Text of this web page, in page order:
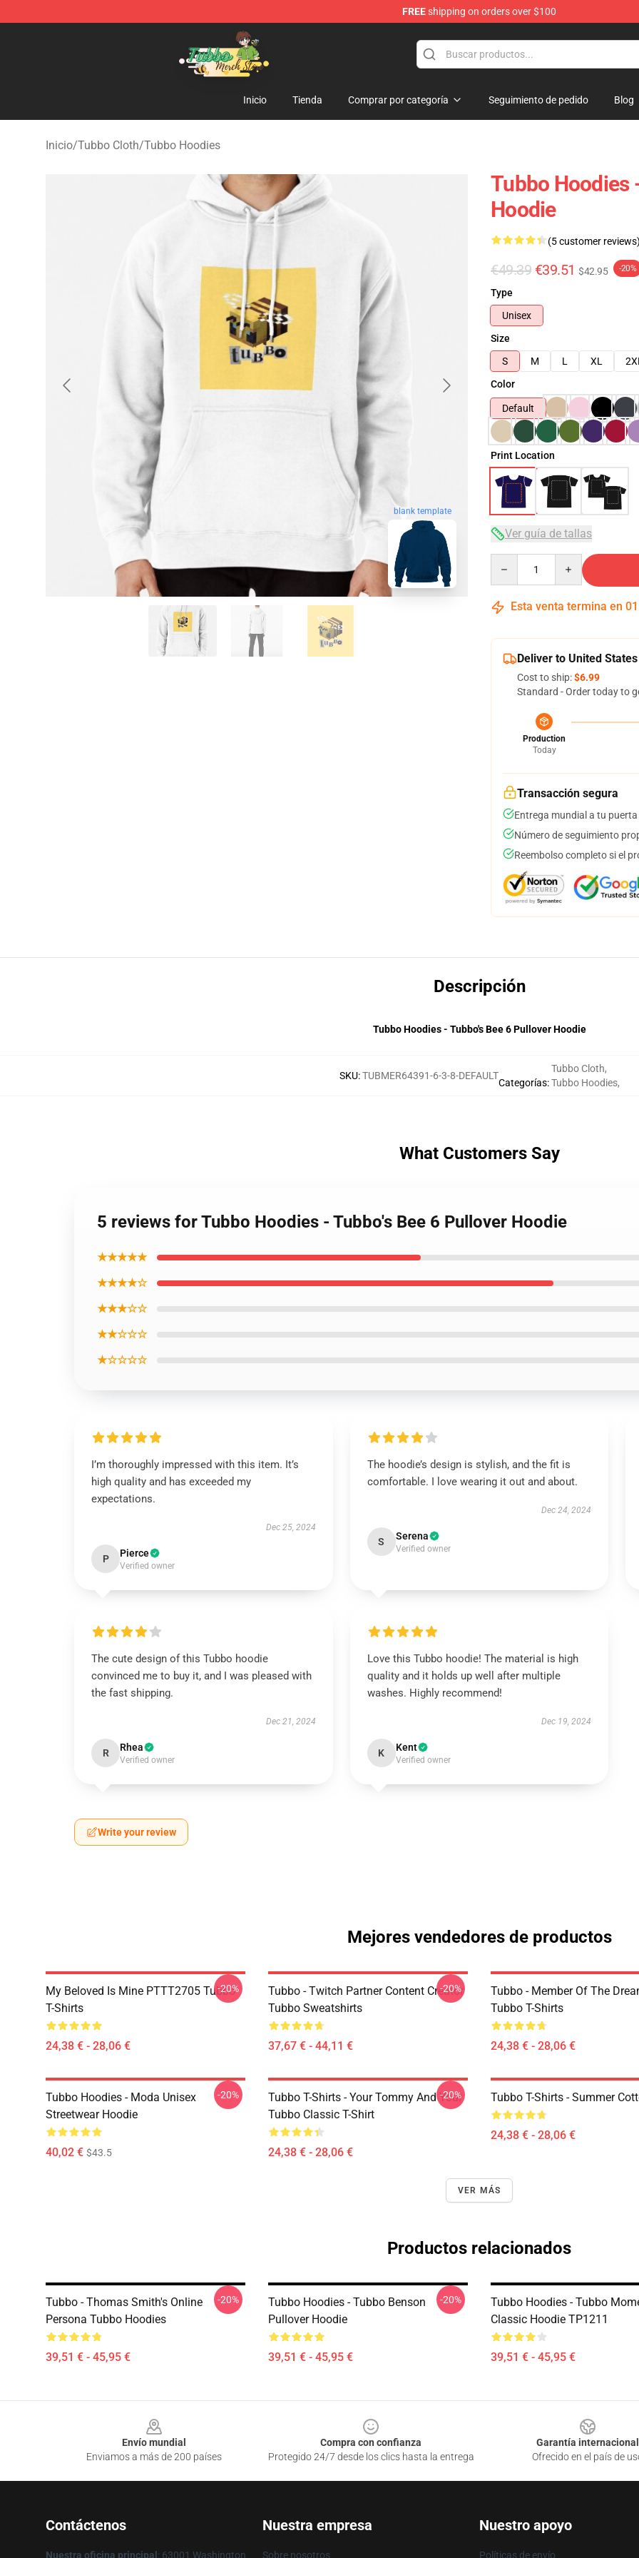
FREEshipping on orders over $100
Tubbo Store - Official Tubbo Merchandise Shop
Inicio Tienda Comprar por categoría Seguimiento de pedido Blog
Inicio/Tubbo Cloth/Tubbo Hoodies
blank template
Tubbo Hoodies
Hoodie
(5 customer
€49.39 €39.51 $42.95 -20%
Type
Unisex
Size
S
M L XL
Color
Default
Print Location
Ver guía de tallas
Esta venta termina en 01
Deliver to United States
Cost to ship:$6.99
Standard - Order today to
Production
Today
Transacción segura
Entrega mundial a tu puerta
Número de seguimiento
Reembolso completo si el
Descripción
Tubbo Hoodies - Tubbo's Bee 6 Pullover Hoodie
SKU:TUBMER64391-6-3-8-DEFAULT
Categorías:
Tubbo Cloth,
Tubbo Hoodies,
What Customers Say
5 reviews for Tubbo Hoodies - Tubbo's Bee 6 Pullover Hoodie
★★★★★
★★★★☆
★★★☆☆
★★☆☆☆
★☆☆☆☆
I’m thoroughly impressed with this item. It’s
high quality and has exceeded my
expectations.
Dec 25, 2024
P Pierce
Verified owner
The hoodie’s design is stylish, and the fit is
comfortable. I love wearing it out and about.
Dec 24, 2024
S Serena
Verified owner
The cute design of this Tubbo hoodie
convinced me to buy it, and I was pleased with
the fast shipping.
Dec 21, 2024
R Rhea
Verified owner
Love this Tubbo hoodie! The material is high
quality and it holds up well after multiple
washes. Highly recommend!
Dec 19, 2024
K Kent
Verified owner
Write your review
Mejores vendedores de productos
My Beloved Is Mine PTTT2705 Tubbo
T-Shirts
24,38 € - 28,06 €
-20%
Tubbo - Twitch Partner Content Creator
Tubbo Sweatshirts
37,67 € - 44,11 €
-20%
Tubbo - Member Of The
Tubbo T-Shirts
24,38 € - 28,06 €
Tubbo Hoodies - Moda Unisex
Streetwear Hoodie
40,02 € $43.5
-20%
Tubbo T-Shirts - Your Tommy And Your
Tubbo Classic T-Shirt
24,38 € - 28,06 €
-20% Tubbo T-Shirts - Summer
24,38 € - 28,06 €
VER MÁS
Productos relacionados
Tubbo - Thomas Smith's Online
Persona Tubbo Hoodies
39,51 € - 45,95 €
-20%
Tubbo Hoodies - Tubbo Benson
Pullover Hoodie
39,51 € - 45,95 €
-20%
Tubbo Hoodies - Tubbo
Classic Hoodie TP1211
39,51 € - 45,95 €
Envío mundial
Enviamos a más de 200 países
Compra con confianza
Protegido 24/7 desde los clics hasta la entrega
Garantía internacional
Ofrecido en el país de
Contáctenos
Nuestra oficina principal : 63001 Washington
Nuestra empresa
Sobre nosotros
Nuestro apoyo
Políticas de envío